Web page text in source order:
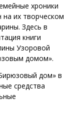
хроники
их творческом
Здесь в
книги
Узоровой
домом».
дом» в
средства